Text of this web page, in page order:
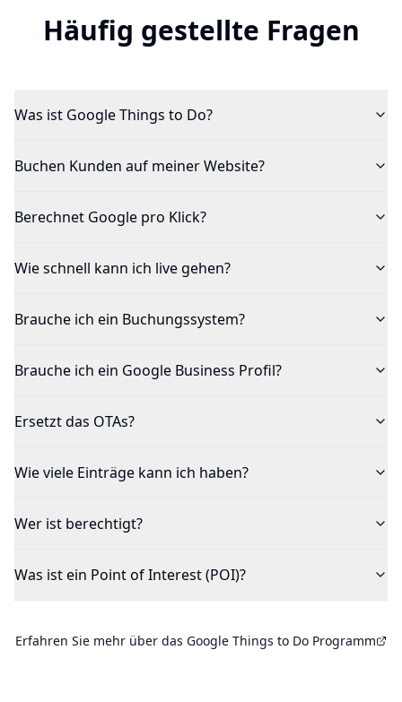
Häufig gestellte Fragen
Was ist Google Things to Do?
Buchen Kunden auf meiner Website?
Berechnet Google pro Klick?
Wie schnell kann ich live gehen?
Brauche ich ein Buchungssystem?
Brauche ich ein Google Business Profil?
Ersetzt das OTAs?
Wie viele Einträge kann ich haben?
Wer ist berechtigt?
Was ist ein Point of Interest (POI)?
Erfahren Sie mehr über das Google Things to Do Programm